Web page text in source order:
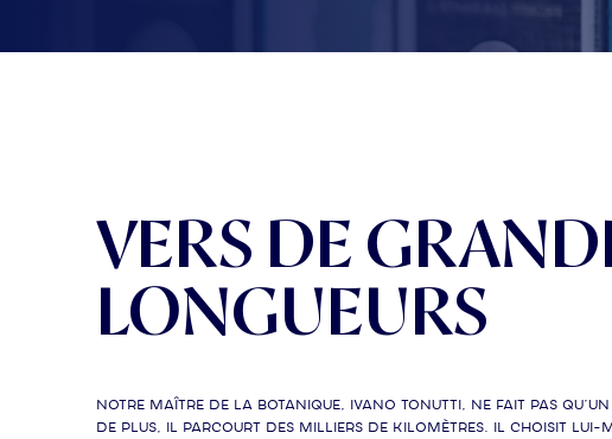
VERS DE
LONGUEURS
Notre Maître de la botanique, Ivano Tonutti, ne fait pas
de plus, il parcourt des milliers de kilomètres. Il choisit lui-